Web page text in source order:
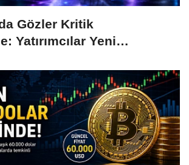
Gözler Kritik
Yatırımcılar Yeni